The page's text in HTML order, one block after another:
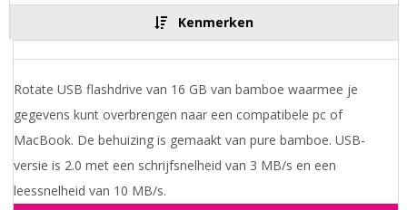
Kenmerken
Rotate USB flashdrive van 16 GB van bamboe waarmee je
gegevens kunt overbrengen naar een compatibele pc of
MacBook. De behuizing is gemaakt van pure bamboe. USB-
versie is 2.0 met een schrijfsnelheid van 3 MB/s en een
leessnelheid van 10 MB/s.